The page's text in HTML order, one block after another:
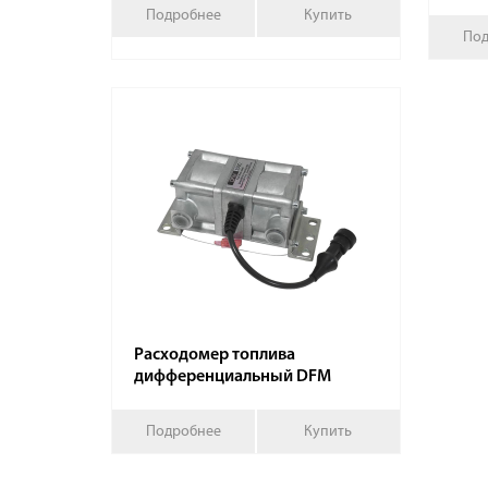
Подробнее Купить
Расходомер топлива
дифференциальный DFM
Подробнее Купить